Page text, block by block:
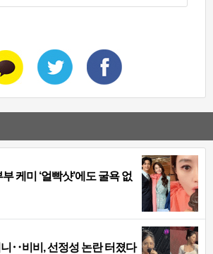
케미 ‘얼빡샷’에도 굴욕 없
‥비비, 선정성 논란 터졌다